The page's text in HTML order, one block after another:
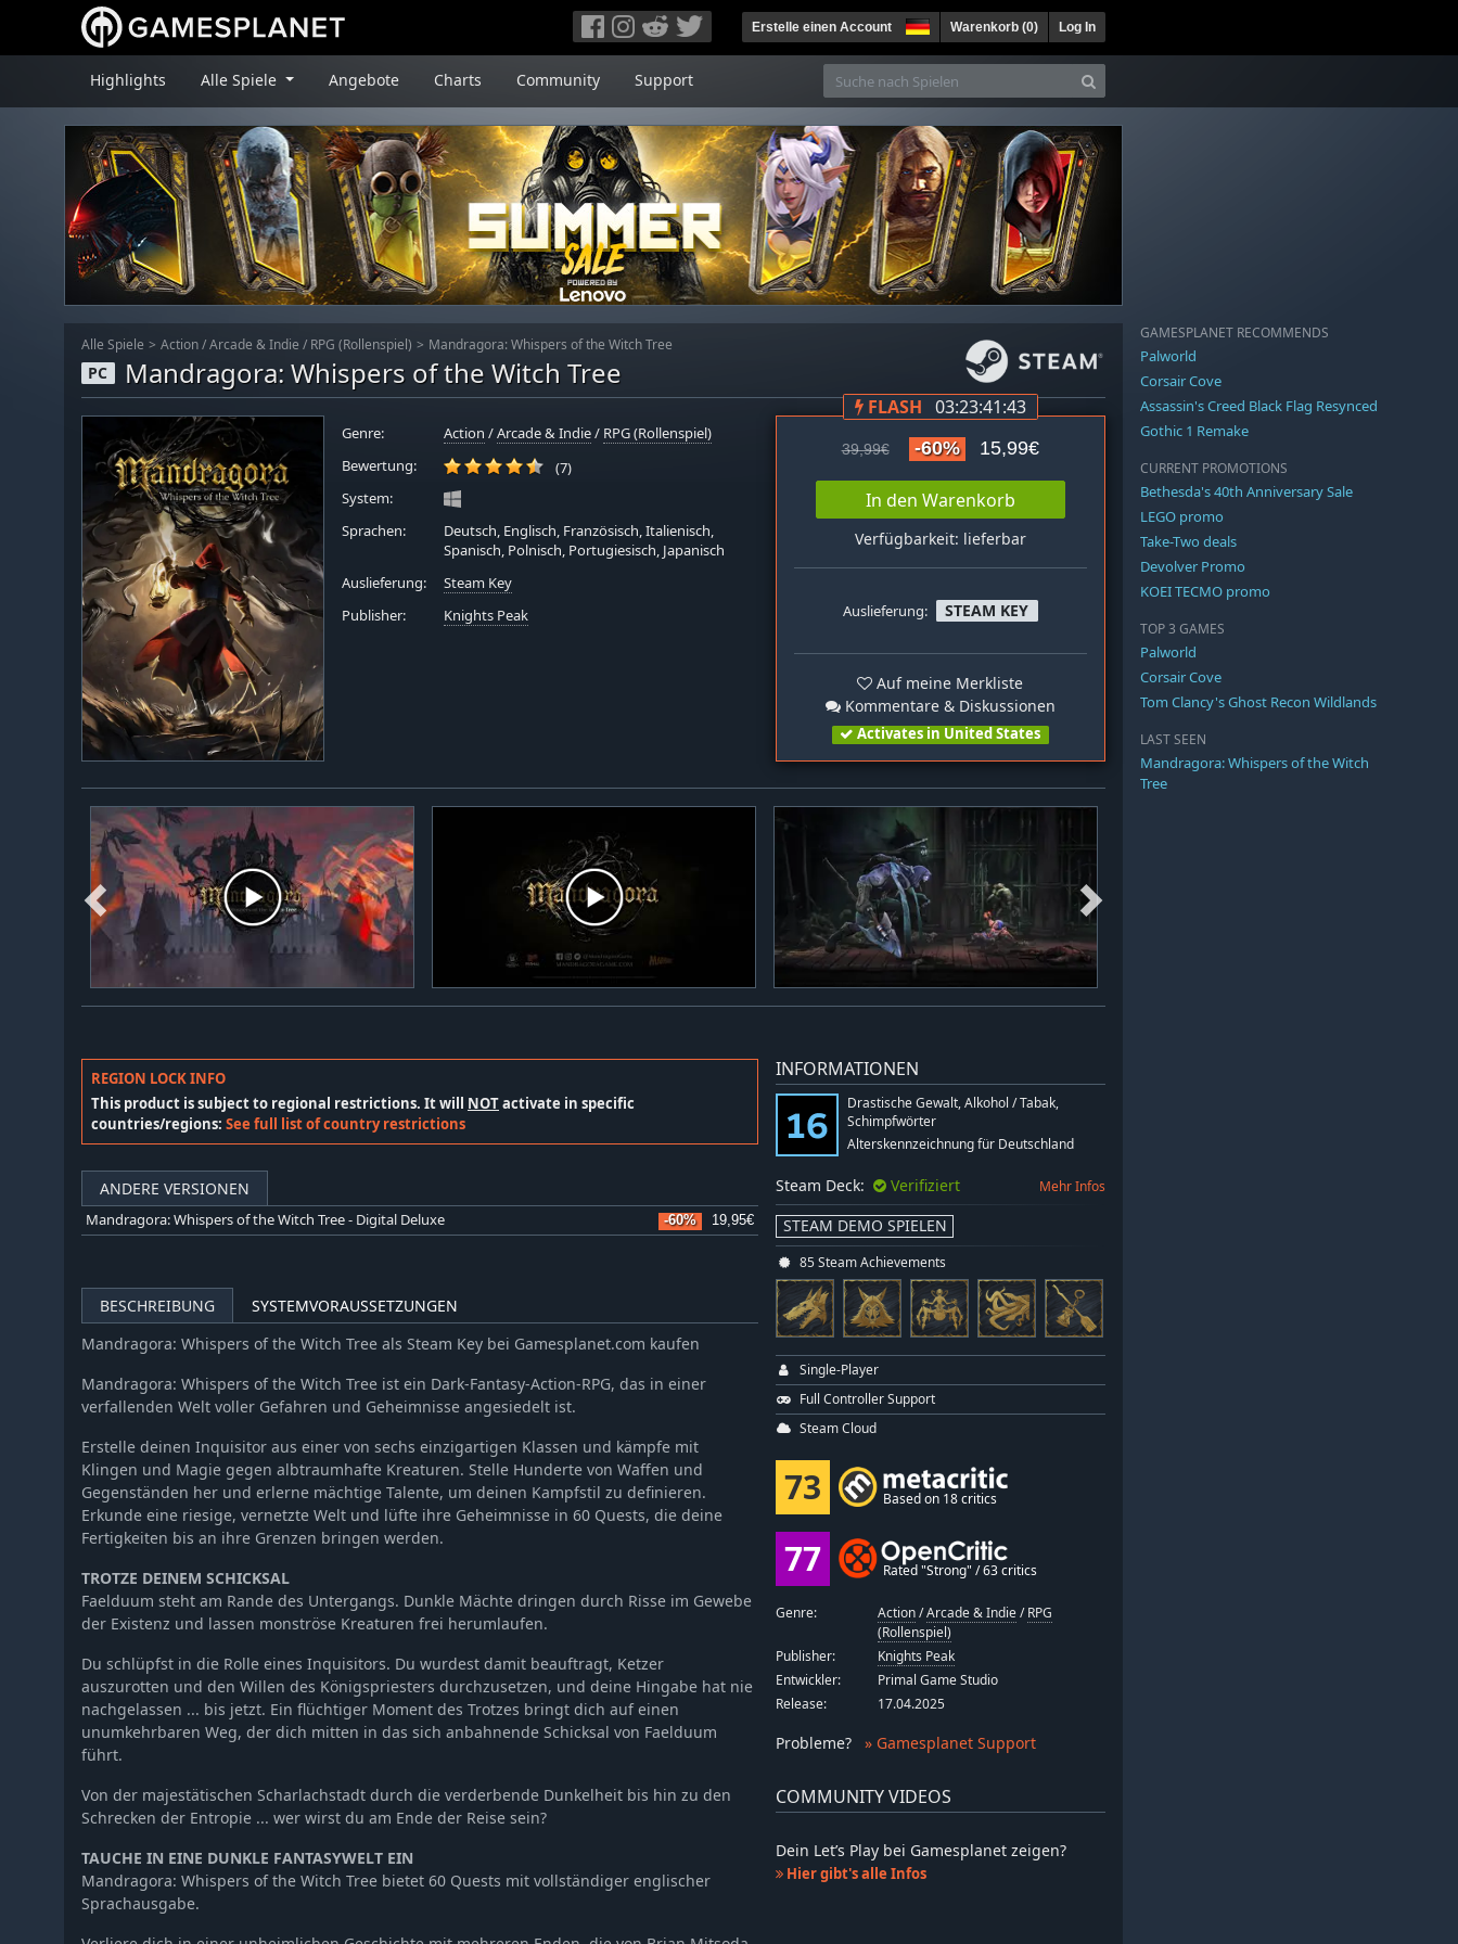
Erstelle einen Account Warenkorb (0) Log In
Highlights Alle Spiele Angebote Charts Community Support
Alle Spiele Action / Arcade & Indie / RPG (Rollenspiel) Mandragora: Whispers of the Witch Tree
PC Mandragora: Whispers of the Witch Tree
Genre: Action /Arcade & Indie/ RPG (Rollenspiel)
Bewertung:
(7)
System:
Sprachen:
Deutsch, Englisch, Französisch, Italienisch,
Spanisch, Polnisch, Portugiesisch, Japanisch
Auslieferung:
Steam Key
Publisher:
Knights Peak
FLASH 03:23:41:43
39,99€ -60% 15,99€
In den Warenkorb
Verfügbarkeit: lieferbar
Auslieferung: STEAM KEY
Auf meine Merkliste
Kommentare & Diskussionen
Activates in United States
REGION LOCK INFO
This product is subject to regional restrictions. It will NOTactivate in specific
countries/regions: See full list of country restrictions
ANDERE VERSIONEN
Mandragora: Whispers of the Witch Tree - Digital Deluxe -60% 19,95€
BESCHREIBUNG
SYSTEMVORAUSSETZUNGEN
Mandragora: Whispers of the Witch Tree als Steam Key bei Gamesplanet.com kaufen
Mandragora: Whispers of the Witch Tree ist ein Dark-Fantasy-Action-RPG, das in einer
verfallenden Welt voller Gefahren und Geheimnisse angesiedelt ist.
Erstelle deinen Inquisitor aus einer von sechs einzigartigen Klassen und kämpfe mit
Klingen und Magie gegen albtraumhafte Kreaturen. Stelle Hunderte von Waffen und
Gegenständen her und erlerne mächtige Talente, um deinen Kampfstil zu definieren.
Erkunde eine riesige, vernetzte Welt und lüfte ihre Geheimnisse in 60 Quests, die deine
Fertigkeiten bis an ihre Grenzen bringen werden.
TROTZE DEINEM SCHICKSAL
Faelduum steht am Rande des Untergangs. Dunkle Mächte dringen durch Risse im Gewebe
der Existenz und lassen monströse Kreaturen frei herumlaufen.
Du schlüpfst in die Rolle eines Inquisitors. Du wurdest damit beauftragt, Ketzer
auszurotten und den Willen des Königspriesters durchzusetzen, und deine Hingabe hat nie
nachgelassen ... bis jetzt. Ein flüchtiger Moment des Trotzes bringt dich auf einen
unumkehrbaren Weg, der dich mitten in das sich anbahnende Schicksal von Faelduum
führt.
Von der majestätischen Scharlachstadt durch die verderbende Dunkelheit bis hin zu den
Schrecken der Entropie ... wer wirst du am Ende der Reise sein?
TAUCHE IN EINE DUNKLE FANTASYWELT EIN
Mandragora: Whispers of the Witch Tree bietet 60 Quests mit vollständiger englischer
Sprachausgabe.
INFORMATIONEN
Drastische Gewalt, Alkohol / Tabak,
Schimpfwörter
Alterskennzeichnung für Deutschland
Steam Deck: Verifiziert Mehr Infos
STEAM DEMO SPIELEN
85 Steam Achievements
Single-Player
Full Controller Support
Steam Cloud
73 Based on 18 critics
77 Rated "Strong" / 63 critics
Genre: Action/Arcade & Indie/RPG
(Rollenspiel)
Publisher:
Knights Peak
Entwickler:
Primal Game Studio
Release:
17.04.2025
Probleme? » Gamesplanet Support
COMMUNITY VIDEOS
Dein Let’s Play bei Gamesplanet zeigen?
Hier gibt's alle Infos
GAMESPLANET RECOMMENDS
Palworld
Corsair Cove
Assassin's Creed Black Flag Resynced
Gothic 1 Remake
CURRENT PROMOTIONS
Bethesda's 40th Anniversary Sale
LEGO promo
Take-Two deals
Devolver Promo
KOEI TECMO promo
TOP 3 GAMES
Palworld
Corsair Cove
Tom Clancy's Ghost Recon Wildlands
LAST SEEN
Mandragora: Whispers of the Witch
Tree